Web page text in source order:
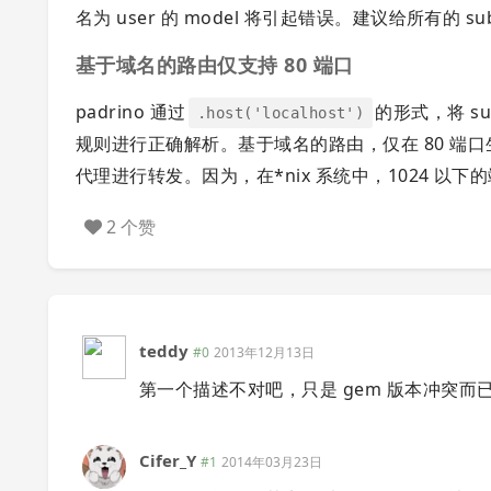
名为 user 的 model 将引起错误。建议给所有的
基于域名的路由仅支持 80 端口
padrino 通过 .host('localhost')
的形式，将
规则进行正确解析。基于域名的路由，仅在 80 端
代理进行转发。因为，在*nix 系统中，1024 以下
2 个赞
teddy #0 2013年12月13日
第一个描述不对吧，只是 gem 版本冲突而
Cifer_Y #1 2014年03月23日